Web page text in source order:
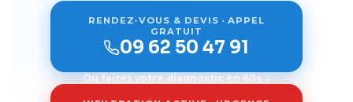
RENDEZ-VOUS & DEVIS · APPEL
GRATUIT
09 62 50 47 91
Ou faites votre diagnostic en 60s ↓